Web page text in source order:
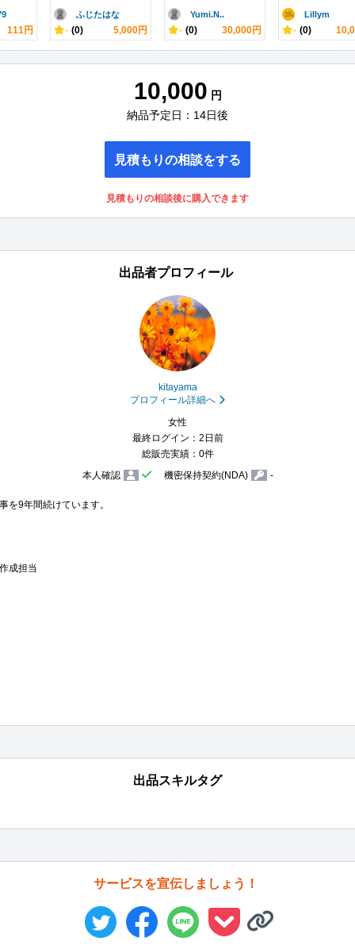
111円
ふじたはな
- (0) 5,000円
Yumi.N..
- (0) 30,000円
Lillym
- (0)
10,000 円
納品予定日：14日後
見積もりの相談をする
見積もりの相談後に購入できます
出品者プロフィール
kitayama
プロフィール詳細へ
女性
最終ログイン：2日前
総販売実績：0件
本人確認
機密保持契約(NDA) -
を9年間続けています。
成担当
出品スキルタグ
サービスを宣伝しましょう！